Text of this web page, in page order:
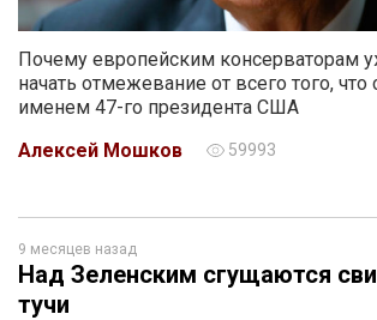
Почему европейским консерваторам
начать отмежевание от всего того, что
именем 47-го президента США
Алексей Мошков
59993
9 месяцев назад
Над Зеленским сгущаются
тучи